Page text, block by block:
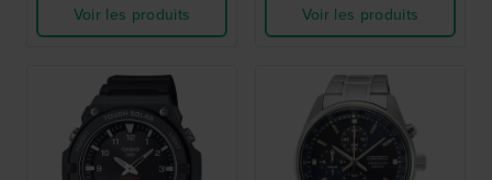
Voir les produits
Voir les produits